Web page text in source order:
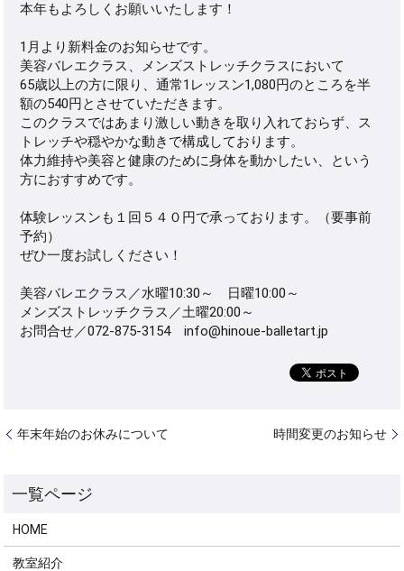
本年もよろしくお願いいたします！
1月より新料金のお知らせです。
美容バレエクラス、メンズストレッチクラスにおいて
65歳以上の方に限り、通常1レッスン1,080円のところを半
額の540円とさせていただきます。
このクラスではあまり激しい動きを取り入れておらず、ス
トレッチや穏やかな動きで構成しております。
体力維持や美容と健康のために身体を動かしたい、という
方におすすめです。
体験レッスンも１回５４０円で承っております。（要事前
予約）
ぜひ一度お試しください！
美容バレエクラス／水曜10:30～ 日曜10:00～
メンズストレッチクラス／土曜20:00～
お問合せ／072-875-3154 info@hinoue-balletart.jp
年末年始のお休みについて 時間変更のお知らせ
HOME
教室紹介